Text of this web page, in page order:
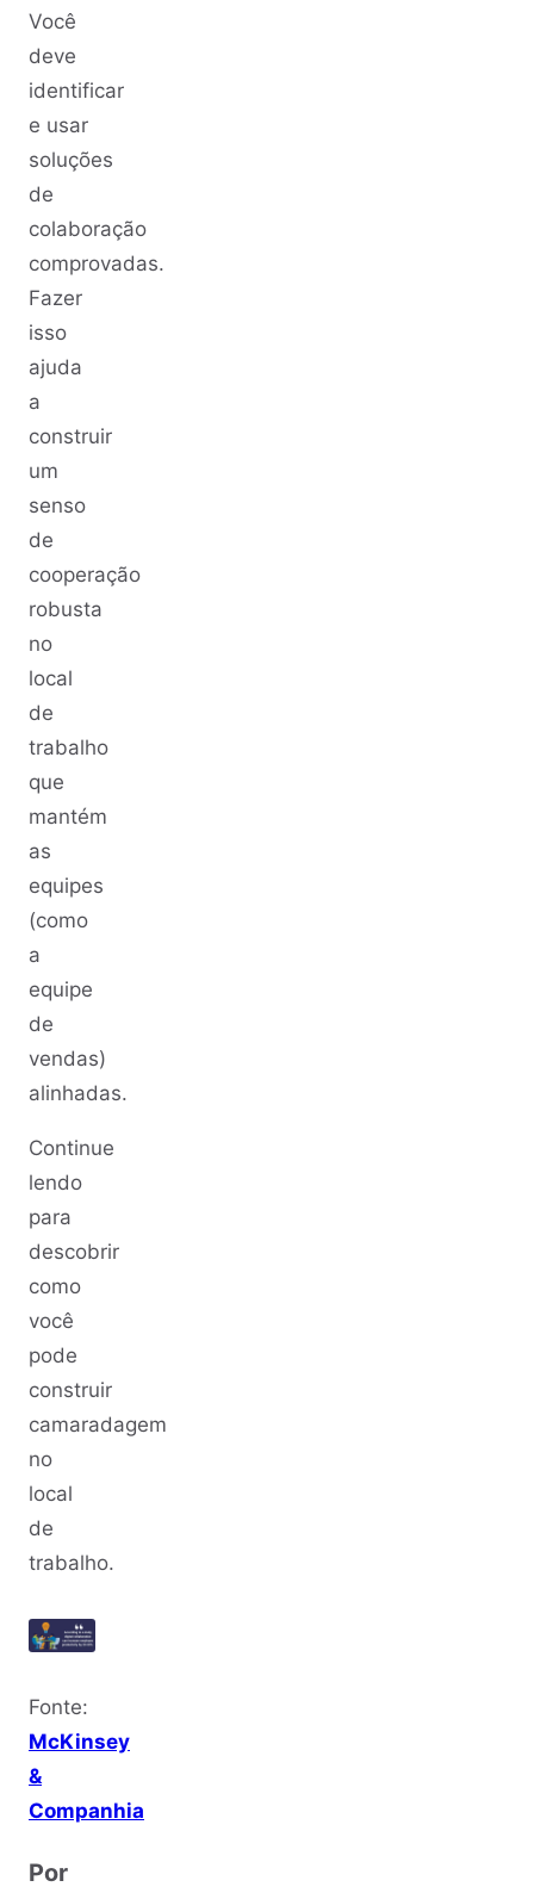
Você
deve
identificar
e usar
soluções
de
colaboração
comprovadas.
Fazer
isso
ajuda
a
construir
um
senso
de
cooperação
robusta
no
local
de
trabalho
que
mantém
as
equipes
(como
a
equipe
de
vendas)
alinhadas.
Continue
lendo
para
descobrir
como
você
pode
construir
camaradagem
no
local
de
trabalho.
Fonte:
McKinsey
&
Companhia
Por